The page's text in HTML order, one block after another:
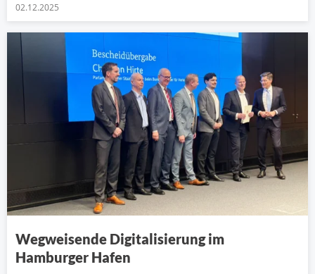
02.12.2025
Wegweisende Digitalisierung im
Hamburger Hafen